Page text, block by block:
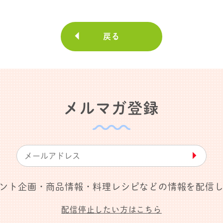
戻る
メルマガ登録
▶︎
ト企画・商品情報・料理レシピなどの情報を配信
配信停止したい方はこちら